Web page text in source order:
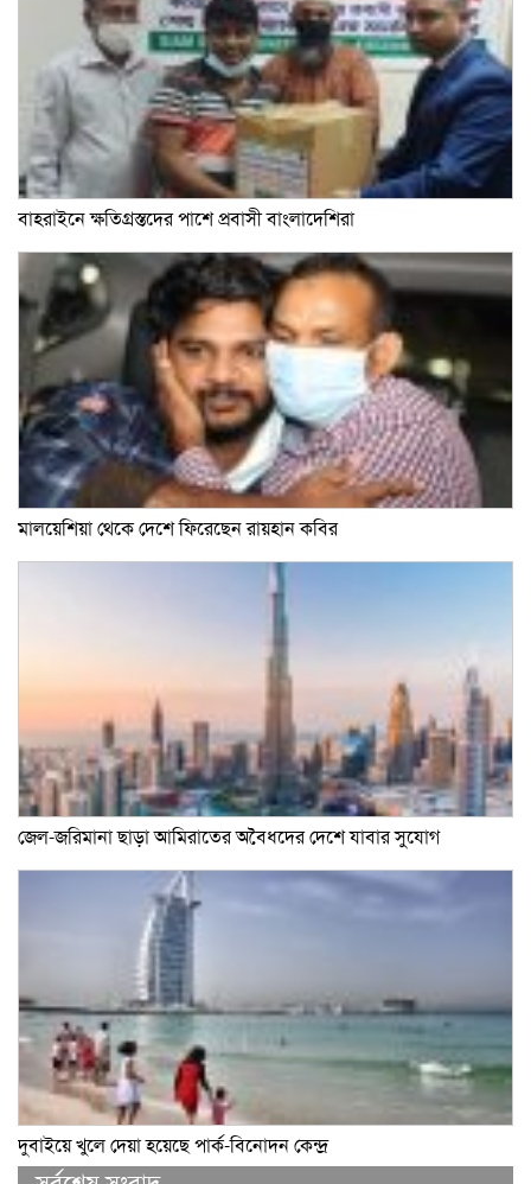
বাহরাইনে ক্ষতিগ্রস্তদের পাশে প্রবাসী বাংলাদেশিরা
মালয়েশিয়া থেকে দেশে ফিরেছেন রায়হান কবির
জেল-জরিমানা ছাড়া আমিরাতের অবৈধদের দেশে যাবার সুযোগ
দুবাইয়ে খুলে দেয়া হয়েছে পার্ক-বিনোদন কেন্দ্র